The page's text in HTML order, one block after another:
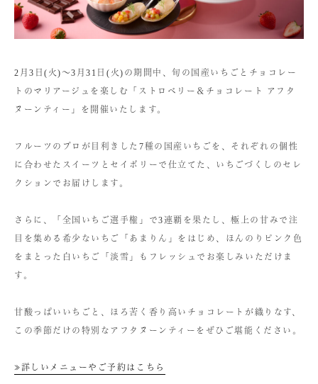
2月3日(火)〜3月31日(火)の期間中、旬の国産いちごとチョコレー
トのマリアージュを楽しむ「ストロベリー＆チョコレート アフタ
ヌーンティー」を開催いたします。
フルーツのプロが目利きした7種の国産いちごを、それぞれの個性
に合わせたスイーツとセイボリーで仕立てた、いちごづくしのセレ
クションでお届けします。
さらに、「全国いちご選手権」で3連覇を果たし、極上の甘みで注
目を集める希少ないちご「あまりん」をはじめ、ほんのりピンク色
をまとった白いちご「淡雪」もフレッシュでお楽しみいただけま
す。
甘酸っぱいいちごと、ほろ苦く香り高いチョコレートが織りなす、
この季節だけの特別なアフタヌーンティーをぜひご堪能ください。
≫詳しいメニューやご予約はこちら